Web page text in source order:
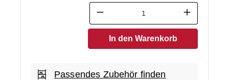
Produkt Anzahl: Gib den
In den Warenkorb
Passendes Zubehör finden